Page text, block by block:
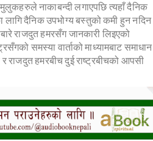
नाकाबन्दी लगाएपछि त्यहाँ दैनिक
दैनिक उपभोग्य बस्तुको कमी हुन नदिन
राजदुत हमरसँग जानकारी लिइएको
समस्या वार्ताको माध्यामबाट समाधान
राजदुत हमरबीच दुई राष्ट्रबीचको आपसी